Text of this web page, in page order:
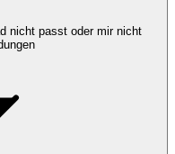
nicht passt oder mir nicht